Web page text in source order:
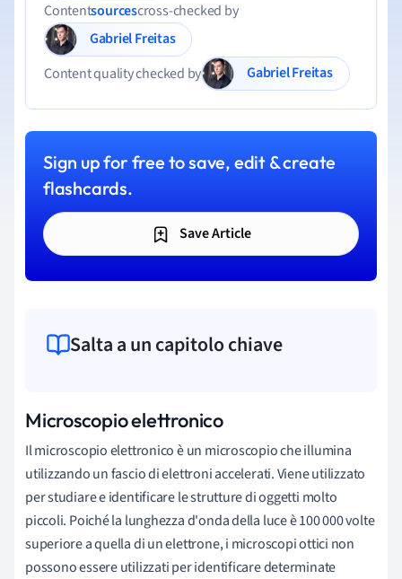
Contentsourcescross-checked by
Gabriel Freitas
Content quality checked by
Gabriel Freitas
Sign up for free to save, edit & create
flashcards.
Save Article
Salta a un capitolo chiave
Microscopio elettronico
Il microscopio elettronico è un microscopio che illumina
utilizzando un fascio di elettroni accelerati. Viene utilizzato
per studiare e identificare le strutture di oggetti molto
piccoli. Poiché la lunghezza d'onda della luce è 100 000 volte
superiore a quella di un elettrone, i microscopi ottici non
possono essere utilizzati per identificare determinate